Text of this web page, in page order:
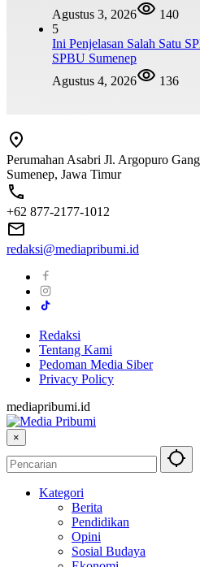
Agustus 3, 2026
140
5
Ini Penjelasan Salah Satu
SPBU Sumenep
Agustus 4, 2026
136
Perumahan Asabri Jl. Argopuro
Sumenep, Jawa Timur
+62 877-2177-1012
redaksi@mediapribumi.id
Redaksi
Tentang Kami
Pedoman Media Siber
Privacy Policy
mediapribumi.id
×
Kategori
Berita
Pendidikan
Opini
Sosial Budaya